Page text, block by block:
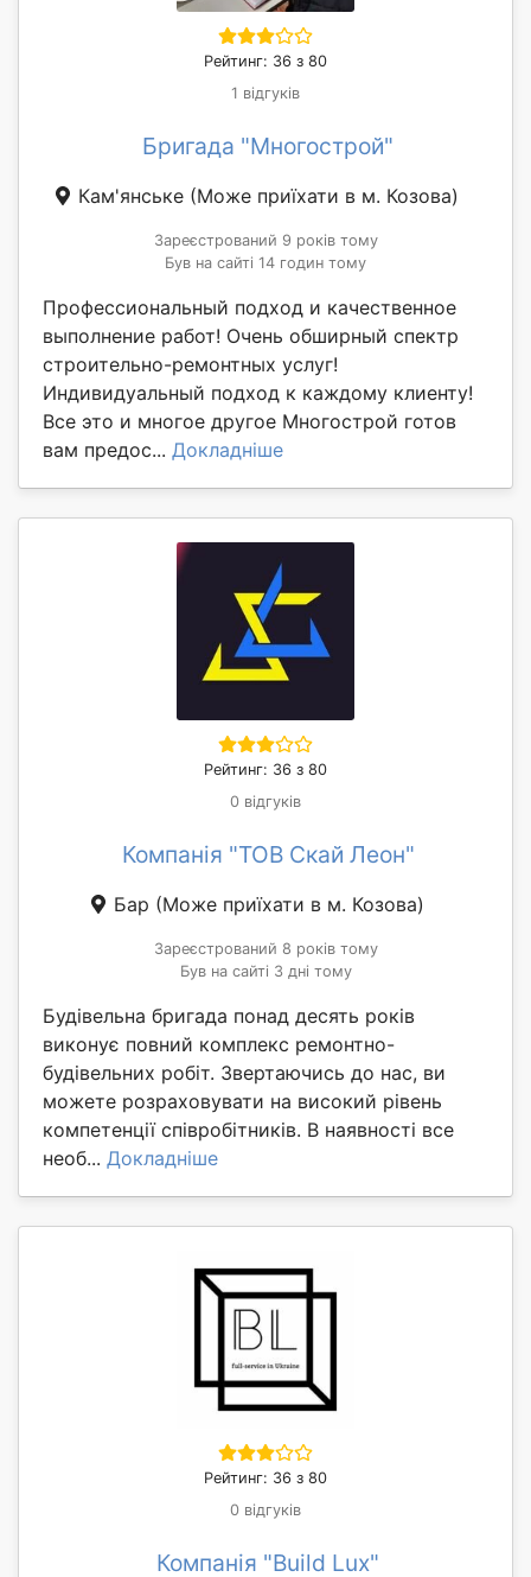
Рейтинг: 36 з 80
1 відгуків
Бригада "Многострой"
Кам'янське (Може приїхати в м. Козова)
Зареєстрований 9 років тому
Був на сайті 14 годин тому
Профессиональный подход и качественное
выполнение работ! Очень обширный спектр
строительно-ремонтных услуг!
Индивидуальный подход к каждому клиенту!
Все это и многое другое Многострой готов
вам предос... Докладніше
Рейтинг: 36 з 80
0 відгуків
Компанія "ТОВ Скай Леон"
Бар (Може приїхати в м. Козова)
Зареєстрований 8 років тому
Був на сайті 3 дні тому
Будівельна бригада понад десять років
виконує повний комплекс ремонтно-
будівельних робіт. Звертаючись до нас, ви
можете розраховувати на високий рівень
компетенції співробітників. В наявності все
необ... Докладніше
Рейтинг: 36 з 80
0 відгуків
Компанія "Build Lux"